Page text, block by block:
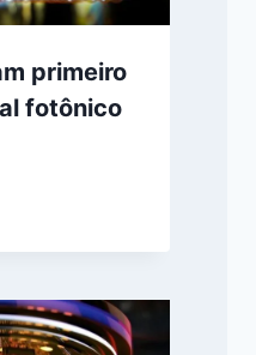
primeiro
fotônico